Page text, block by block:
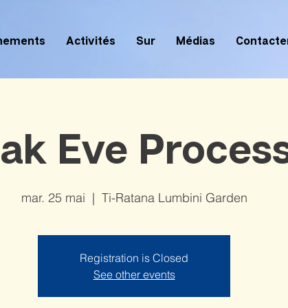
Activités Sur Médias
Eve
mar. 25 mai
  |
Ti-Ratana Lumbini Garden
Registration is Closed
See other events